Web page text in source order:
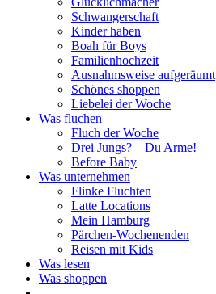
Schwangerschaft
Kinder haben
Boah für Boys
Familienhochzeit
Ausnahmsweise aufgeräumt
Schönes shoppen
Liebelei der Woche
Was fluchen
Fluch der Woche
Drei Jungs? – Du Arme!
Before Baby
Was unternehmen
Flinke Fluchten
Latte Locations
Mein Hamburg
Pärchen-Wochenenden
Reisen mit Kids
Was lesen
Was shoppen